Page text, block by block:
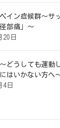
イン症候群～サ
部痛」～
20日
どうしても運動
はいかない方へ
4日